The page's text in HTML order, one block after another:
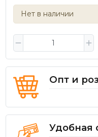
Нет в наличии
Опт и
Удобная